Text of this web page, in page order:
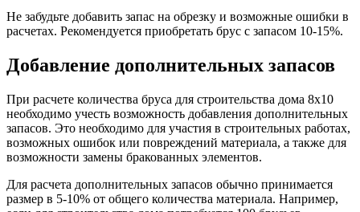
Не забудьте добавить запас на обрезку и возможные ошибки в
расчетах. Рекомендуется приобретать брус с запасом 10-15%.
Добавление дополнительных запасов
При расчете количества бруса для строительства дома 8х10
необходимо учесть возможность добавления дополнительных
запасов. Это необходимо для участия в строительных работах,
возможных ошибок или повреждений материала, а также для
возможности замены бракованных элементов.
Для расчета дополнительных запасов обычно принимается
размер в 5-10% от общего количества материала. Например,